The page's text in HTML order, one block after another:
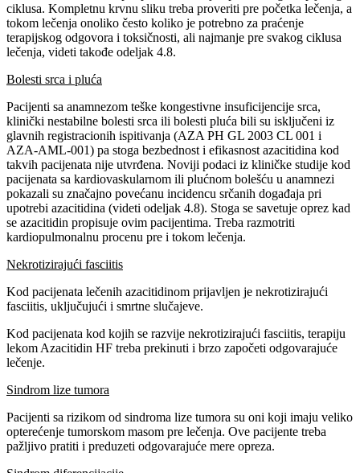
ciklusa. Kompletnu krvnu sliku treba proveriti pre početka lečenja, a
tokom lečenja onoliko često koliko je potrebno za praćenje
terapijskog odgovora i toksičnosti, ali najmanje pre svakog ciklusa
lečenja, videti takođe odeljak 4.8.
Bolesti srca i pluća
Pacijenti sa anamnezom teške kongestivne insuficijencije srca,
klinički nestabilne bolesti srca ili bolesti pluća bili su isključeni iz
glavnih registracionih ispitivanja (AZA PH GL 2003 CL 001 i
AZA-AML-001) pa stoga bezbednost i efikasnost azacitidina kod
takvih pacijenata nije utvrđena. Noviji podaci iz kliničke studije kod
pacijenata sa kardiovaskularnom ili plućnom bolešću u anamnezi
pokazali su značajno povećanu incidencu srčanih događaja pri
upotrebi azacitidina (videti odeljak 4.8). Stoga se savetuje oprez kad
se azacitidin propisuje ovim pacijentima. Treba razmotriti
kardiopulmonalnu procenu pre i tokom lečenja.
Nekrotizirajući fasciitis
Kod pacijenata lečenih azacitidinom prijavljen je nekrotizirajući
fasciitis, uključujući i smrtne slučajeve.
Kod pacijenata kod kojih se razvije nekrotizirajući fasciitis, terapiju
lekom Azacitidin HF treba prekinuti i brzo započeti odgovarajuće
lečenje.
Sindrom lize tumora
Pacijenti sa rizikom od sindroma lize tumora su oni koji imaju veliko
opterećenje tumorskom masom pre lečenja. Ove pacijente treba
pažljivo pratiti i preduzeti odgovarajuće mere opreza.